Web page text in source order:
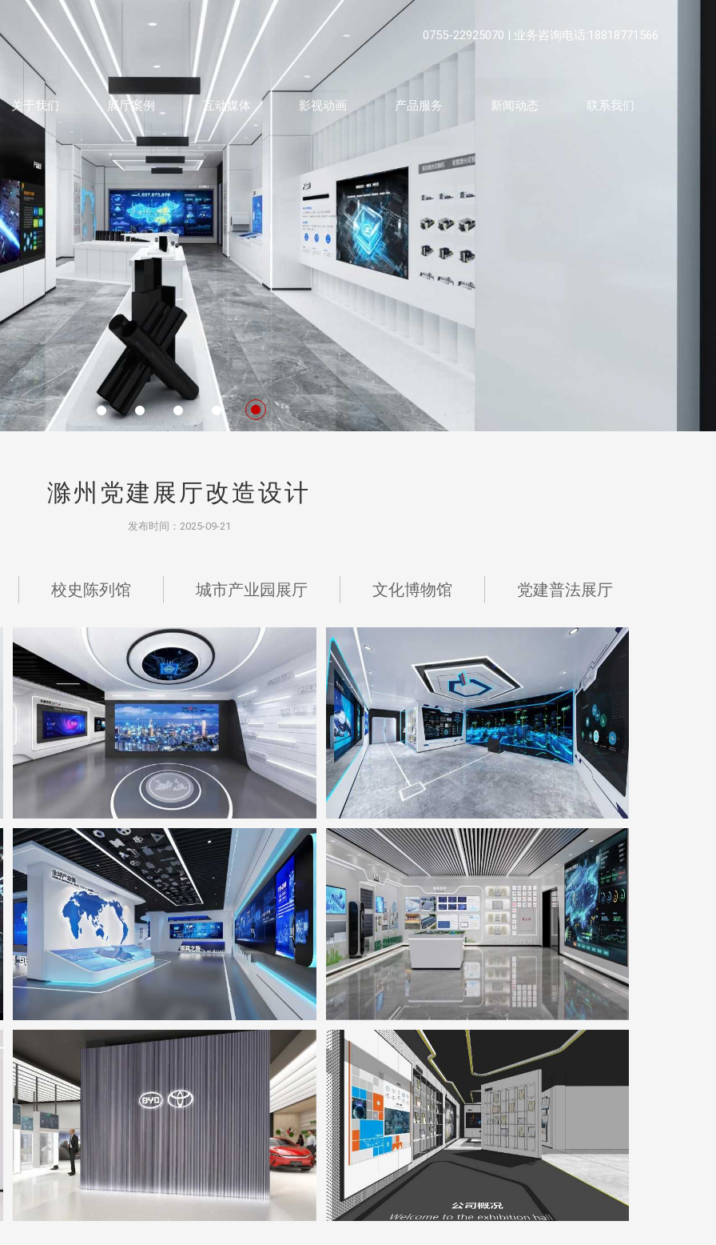
0755-22925070 | 业务咨询电话:18818771566
关于我们 展厅案例 互动媒体 影视动画 产品服务 新闻动态 联系我们
滁州党建展厅改造设计
发布时间：2025-09-21
校史陈列馆 城市产业园展厅 文化博物馆 党建普法展厅
天威视讯展厅
地点：广东省深圳市
SMVIC智能体验厅
地点：上海市
工业互联网&智能制造展示中心
地点：广东省东莞市
科达智慧能源展厅
地点：广东省佛山市
地点：广东省深圳市
深海企业展厅
地点：广东省深圳市